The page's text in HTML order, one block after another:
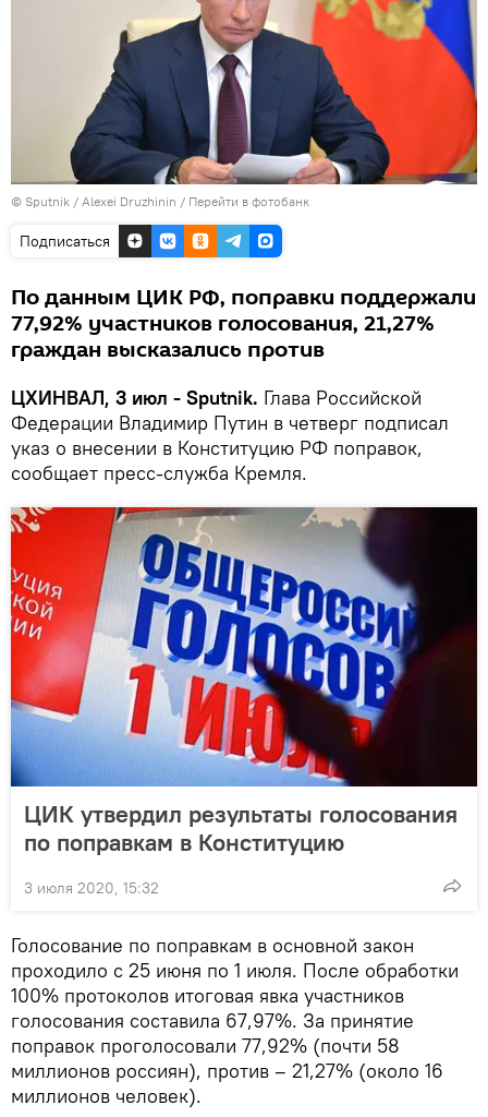
© Sputnik / Alexei Druzhinin / Перейти в фотобанк
Подписаться
По данным ЦИК РФ, поправки поддержали
77,92% участников голосования, 21,27%
граждан высказались против
ЦХИНВАЛ, 3 июл - Sputnik. Глава Российской
Федерации Владимир Путин в четверг подписал
указ о внесении в Конституцию РФ поправок,
сообщает пресс-служба Кремля.
ЦИК утвердил результаты голосования
по поправкам в Конституцию
3 июля 2020, 15:32
Голосование по поправкам в основной закон
проходило с 25 июня по 1 июля. После обработки
100% протоколов итоговая явка участников
голосования составила 67,97%. За принятие
поправок проголосовали 77,92% (почти 58
миллионов россиян), против – 21,27% (около 16
миллионов человек).